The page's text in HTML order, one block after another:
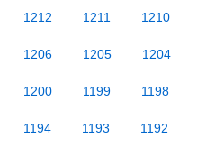
1212 1211 1210
1206 1205 1204
1200 1199 1198
1194 1193 1192